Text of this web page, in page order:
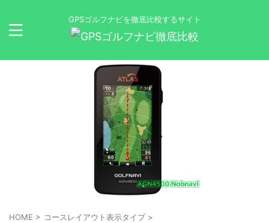
GPSゴルフナビを徹底比較するサイト
HOME > コースレイアウト表示タイプ >